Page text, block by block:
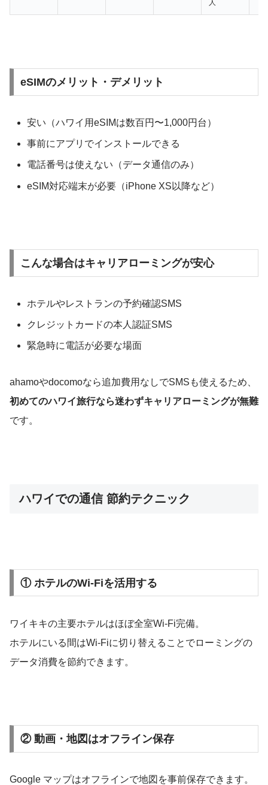
人
eSIMのメリット・デメリット
安い（ハワイ用eSIMは数百円〜1,000円台）
事前にアプリでインストールできる
電話番号は使えない（データ通信のみ）
eSIM対応端末が必要（iPhone XS以降など）
こんな場合はキャリアローミングが安心
ホテルやレストランの予約確認SMS
クレジットカードの本人認証SMS
緊急時に電話が必要な場面
ahamoやdocomoなら追加費用なしでSMSも使えるため、
初めてのハワイ旅行なら迷わずキャリアローミングが無難
です。
ハワイでの通信 節約テクニック
① ホテルのWi-Fiを活用する
ワイキキの主要ホテルはほぼ全室Wi-Fi完備。
ホテルにいる間はWi-Fiに切り替えることでローミングの
データ消費を節約できます。
② 動画・地図はオフライン保存
Google マップはオフラインで地図を事前保存できます。